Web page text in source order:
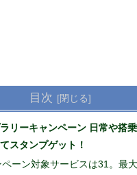
目次
リーキャンペーン 日常や搭
スタンプゲット！
ペーン対象サービスは31。最